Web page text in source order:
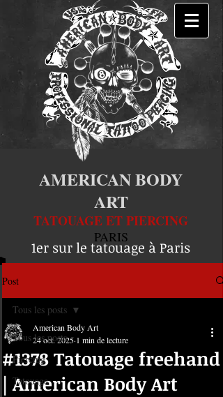
AMERICAN BODY
ART
TATOUAGE ET PIERCING
PARIS
1er sur le tatouage à Paris
Post
Tous les posts
Piercing
Tatouage
Tous les posts
#1378 Tatouage freehand
| American Body Art
American Body Art
24 oct. 2025 1 min de lecture